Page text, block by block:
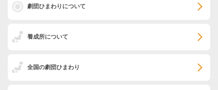
劇団ひまわりについて
養成所について
全国の劇団ひまわり